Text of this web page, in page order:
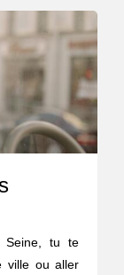
tu te
ville ou aller